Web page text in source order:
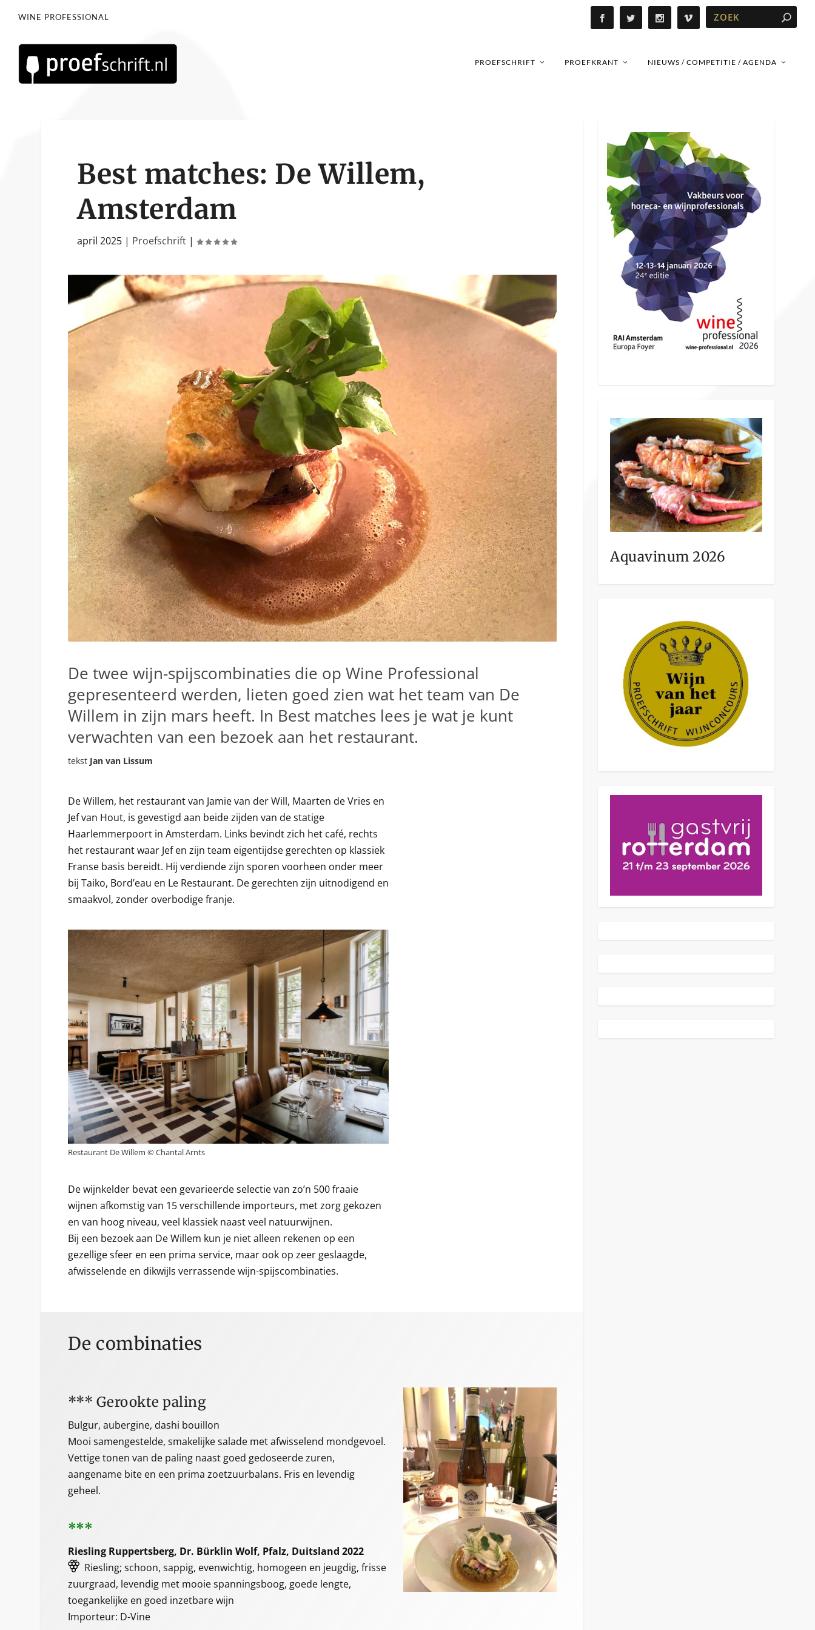
WINE PROFESSIONAL
PROEFSCHRIFT PROEFKRANT NIEUWS / COMPETITIE / AGENDA
Best matches: De Willem,
Amsterdam
april 2025 | Proefschrift |
De twee wijn-spijscombinaties die op Wine Professional
gepresenteerd werden, lieten goed zien wat het team van De
Willem in zijn mars heeft. In Best matches lees je wat je kunt
verwachten van een bezoek aan het restaurant.
tekst Jan van Lissum
De Willem, het restaurant van Jamie van der Will, Maarten de Vries en
Jef van Hout, is gevestigd aan beide zijden van de statige
Haarlemmerpoort in Amsterdam. Links bevindt zich het café, rechts
het restaurant waar Jef en zijn team eigentijdse gerechten op klassiek
Franse basis bereidt. Hij verdiende zijn sporen voorheen onder meer
bij Taiko, Bord’eau en Le Restaurant. De gerechten zijn uitnodigend en
smaakvol, zonder overbodige franje.
Restaurant De Willem © Chantal Arnts
De wijnkelder bevat een gevarieerde selectie van zo’n 500 fraaie
wijnen afkomstig van 15 verschillende importeurs, met zorg gekozen
en van hoog niveau, veel klassiek naast veel natuurwijnen.
Bij een bezoek aan De Willem kun je niet alleen rekenen op een
gezellige sfeer en een prima service, maar ook op zeer geslaagde,
afwisselende en dikwijls verrassende wijn-spijscombinaties.
De combinaties
*** Gerookte paling
Bulgur, aubergine, dashi bouillon
Mooi samengestelde, smakelijke salade met afwisselend mondgevoel.
Vettige tonen van de paling naast goed gedoseerde zuren,
aangename bite en een prima zoetzuurbalans. Fris en levendig
geheel.
***
Riesling Ruppertsberg, Dr. Bürklin Wolf, Pfalz, Duitsland 2022
Riesling; schoon, sappig, evenwichtig, homogeen en jeugdig, frisse
zuurgraad, levendig met mooie spanningsboog, goede lengte,
toegankelijke en goed inzetbare wijn
Importeur: D-Vine
Aquavinum 2026